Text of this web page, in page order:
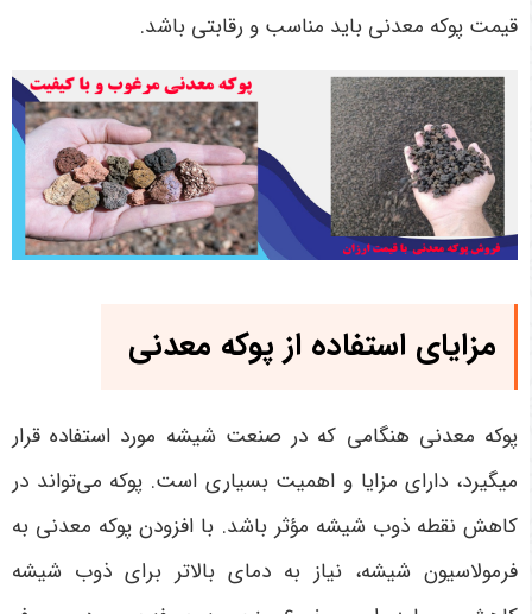
قیمت پوکه معدنی باید مناسب و رقابتی باشد.
مزایای استفاده از پوکه معدنی
پوکه معدنی هنگامی که در صنعت شیشه مورد استفاده قرار
میگیرد، دارای مزایا و اهمیت بسیاری است. پوکه می‌تواند در
کاهش نقطه ذوب شیشه مؤثر باشد. با افزودن پوکه معدنی به
فرمولاسیون شیشه، نیاز به دمای بالاتر برای ذوب شیشه